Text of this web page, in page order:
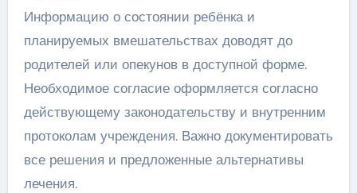
Информацию о состоянии ребёнка и
планируемых вмешательствах доводят до
родителей или опекунов в доступной форме.
Необходимое согласие оформляется согласно
действующему законодательству и внутренним
протоколам учреждения. Важно документировать
все решения и предложенные альтернативы
лечения.